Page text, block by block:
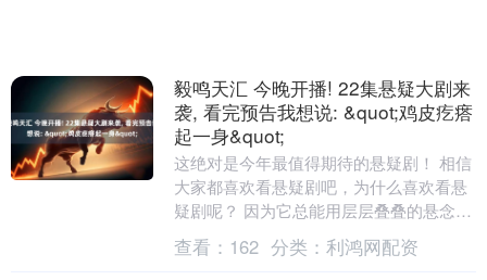
毅鸣天汇 今晚开播! 22集悬疑大剧来
袭, 看完预告我想说: &quot;鸡皮疙瘩
起一身&quot;
这绝对是今年最值得期待的悬疑剧！ 相信
大家都喜欢看悬疑剧吧，为什么喜欢看悬
疑剧呢？ 因为它总能用层层叠叠的悬念、
反转不断的剧情，抓住我们的好奇心。 让
我们跟着故....
查看： 162 分类： 利鸿网配资